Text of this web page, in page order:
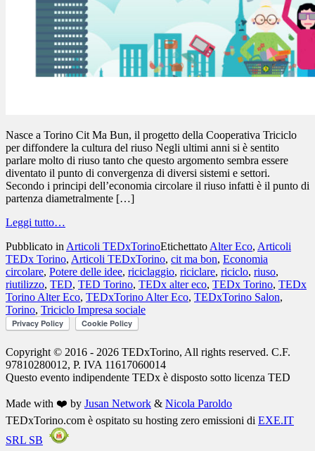
Nasce a Torino Cit Ma Bun, il progetto della Cooperativa Triciclo
per diffondere la cultura del riuso Negli ultimi anni si è sentito
parlare molto di riuso tanto che questo argomento sembra essere
diventato il punto di convergenza di diversi sistemi e settori.
Secondo i principi dell’economia circolare il riuso infatti è il punto di
partenza diametralmente […]
Leggi tutto…
Pubblicato in Articoli TEDxTorinoEtichettato Alter Eco, Articoli
TEDx Torino, Articoli TEDxTorino, cit ma bon, Economia
circolare, Potere delle idee, riciclaggio, riciclare, riciclo, riuso,
riutilizzo, TED, TED Torino, TEDx alter eco, TEDx Torino, TEDx
Torino Alter Eco, TEDxTorino Alter Eco, TEDxTorino Salon,
Torino, Triciclo Impresa sociale
Copyright © 2016 - 2026 TEDxTorino, All rights reserved. C.F.
97810280012, P. IVA 11617060014
Questo evento indipendente TEDx è disposto sotto licenza TED
Made with ❤️ by Jusan Network & Nicola Paroldo
TEDxTorino.com è ospitato su hosting zero emissioni di EXE.IT
SRL SB